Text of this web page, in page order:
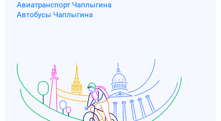
Авиатранспорт Чаплыгина
Автобусы Чаплыгина